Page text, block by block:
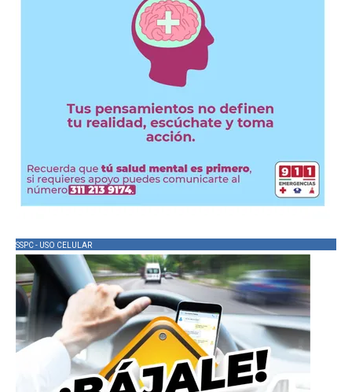
SSPC - USO CELULAR